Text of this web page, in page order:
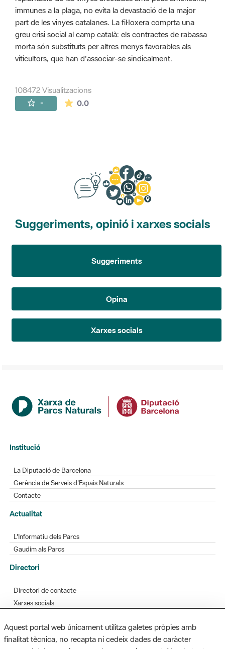
immunes a la plaga, no evita la devastació de la major
part de les vinyes catalanes. La fil·loxera comprta una
greu crisi social al camp català: els contractes de rabassa
morta són substituïts per altres menys favorables als
viticultors, que han d'associar-se sindicalment.
108472 Visualitzacions
- 0.0La mitjana de les valoracions és de 0
Suggeriments, opinió i xarxes socials
Suggeriments
Opina
Xarxes socials
Institució
La Diputació de Barcelona
Gerència de Serveis d'Espais Naturals
Contacte
Actualitat
L'Informatiu dels Parcs
Gaudim als Parcs
Directori
Directori de contacte
Xarxes socials
Bústia de suggeriments
Opineu sobre els parcs
Aquest portal web únicament utilitza galetes pròpies amb
finalitat tècnica, no recapta ni cedeix dades de caràcter